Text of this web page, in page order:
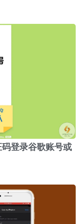
登录谷歌账号或